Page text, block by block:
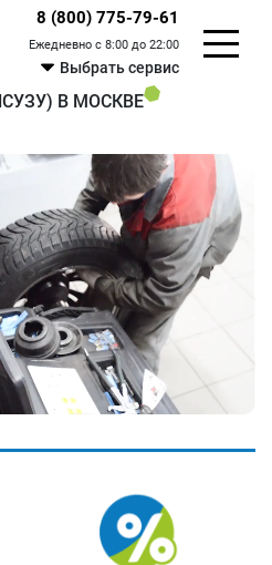
8 (800) 775-79-61
Ежедневно с 8:00 до 22:00
Выбрать сервис
В МОСКВЕ